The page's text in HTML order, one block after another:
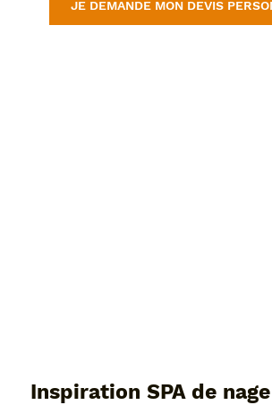
JE DEMANDE MON DEVIS
Inspiration SPA de nage